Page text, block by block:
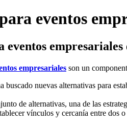
eventos
eventos
empresariales son un
buscado nuevas alternativas para
de alternativas, una de las
vínculos y cercanía entre dos